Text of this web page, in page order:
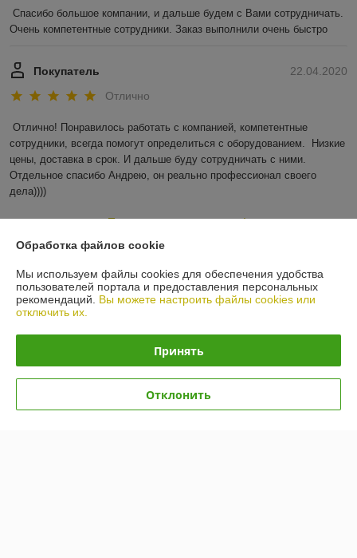
Спасибо большое компании, и дальше будем с Вами сотрудничать.
Очень компетентные сотрудники. Заказ выполнили очень быстро
22.04.2020
Покупатель
Отлично
Отлично! Понравилось работать с компанией, компетентные
сотрудники, всегда помогут определиться с оборудованием.  Низкие
цены, доставка в срок. И дальше буду сотрудничать с ними.
Отдельное спасибо Андрею, он реально профессионал своего
дела))))
Показать все отзывы
О нас
Контакты
Обработка файлов cookie
Мы используем файлы cookies для обеспечения удобства
пользователей портала и предоставления персональных
рекомендаций. Вы можете настроить файлы cookies или
отключить их.
Принять
Отклонить